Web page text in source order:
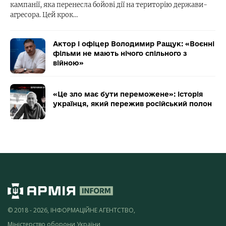
кампанії, яка перенесла бойові дії на територію держави-
агресора. Цей крок…
Актор і офіцер Володимир Ращук: «Воєнні
фільми не мають нічого спільного з
війною»
«Це зло має бути переможене»: історія
українця, який пережив російський полон
© 2018 - 2026, ІНФОРМАЦІЙНЕ АГЕНТСТВО,